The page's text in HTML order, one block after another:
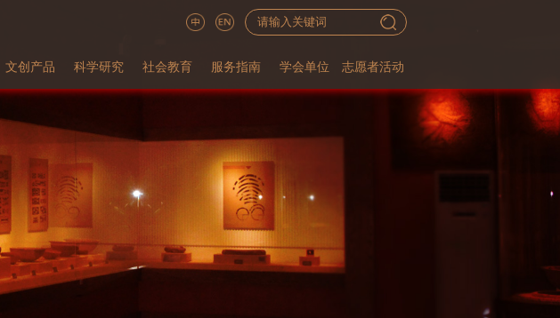
文创产品 科学研究 社会教育 服务指南 学会单位 志愿者活动